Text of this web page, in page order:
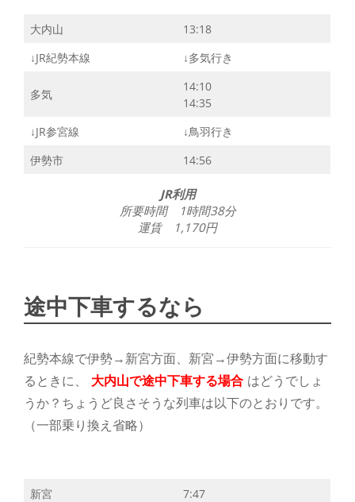
大内山
13:18
↓JR紀勢本線
↓多気行き
多気
14:10
14:35
↓JR参宮線
↓鳥羽行き
伊勢市
14:56
JR利用
所要時間 1時間38分
運賃 1,170円
途中下車するなら
紀勢本線で伊勢→新宮方面、新宮→伊勢方面に移動す
るときに、
大内山で途中下車する場合 はどうでしょ
うか？ちょうど良さそうな列車は以下のとおりです。
（一部乗り換え省略）
新宮 7:47